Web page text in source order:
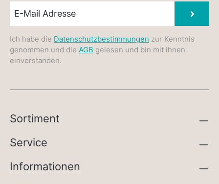
Ich habe die Datenschutzbestimmungen zur Kenntnis
genommen und die AGB gelesen und bin mit ihnen
einverstanden.
Sortiment
Service
Informationen